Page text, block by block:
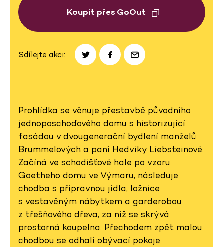
Koupit přes GoOut
Sdílejte akci:
Prohlídka se věnuje přestavbě původního
jednoposchoďového domu s historizující
fasádou v dvougenerační bydlení manželů
Brummelových a paní Hedviky Liebsteinové.
Začíná ve schodišťové hale po vzoru
Goetheho domu ve Výmaru, následuje
chodba s přípravnou jídla, ložnice
s vestavěným nábytkem a garderobou
z třešňového dřeva, za níž se skrývá
prostorná koupelna. Přechodem zpět malou
chodbou se odhalí obývací pokoje